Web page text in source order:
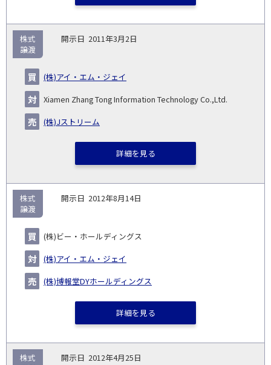
2011年3月2日
(株)アイ・エム・ジェイ
Xiamen Zhang Tong Information Technology Co.,Ltd.
(株)Jストリーム
株式
譲渡
詳細を見る
2012年8月14日
(株)ビー・ホールディングス
(株)アイ・エム・ジェイ
(株)博報堂DYホールディングス
株式
譲渡
詳細を見る
2012年4月25日
株式